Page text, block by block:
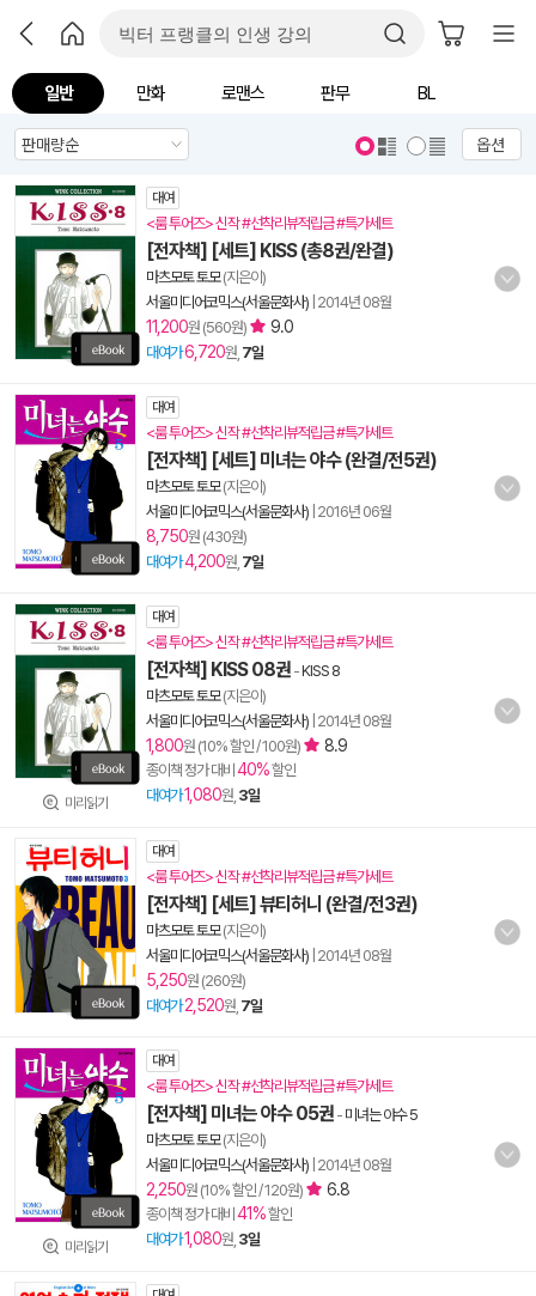
일반 만화 로맨스 판무 BL
옵션
대여
<룸 투어즈> 신작 #선착리뷰적립금 #특가세트
[전자책] [세트] KISS (총8권/완결)
마츠모토 토모(지은이)
서울미디어코믹스(서울문화사) 2014년 08월
11,200원 (560원) 9.0
대여가6,720원, 7일
대여
<룸 투어즈> 신작 #선착리뷰적립금 #특가세트
[전자책] [세트] 미녀는 야수 (완결/전5권)
마츠모토 토모(지은이)
서울미디어코믹스(서울문화사) 2016년 06월
8,750원 (430원)
대여가4,200원, 7일
미리읽기
대여
<룸 투어즈> 신작 #선착리뷰적립금 #특가세트
[전자책] KISS 08권 -KISS 8
마츠모토 토모(지은이)
서울미디어코믹스(서울문화사) 2014년 08월
1,800원 (10% 할인 / 100원) 8.9
종이책 정가 대비 40%할인
대여가1,080원, 3일
대여
<룸 투어즈> 신작 #선착리뷰적립금 #특가세트
[전자책] [세트] 뷰티허니 (완결/전3권)
마츠모토 토모(지은이)
서울미디어코믹스(서울문화사) 2014년 08월
5,250원 (260원)
대여가 2,520원, 7일
미리읽기
대여
<룸 투어즈> 신작 #선착리뷰적립금 #특가세트
[전자책] 미녀는 야수 05권 - 미녀는 야수 5
마츠모토 토모(지은이)
서울미디어코믹스(서울문화사) 2014년 08월
2,250원 (10% 할인 / 120원) 6.8
종이책 정가 대비 41%할인
대여가1,080원, 3일